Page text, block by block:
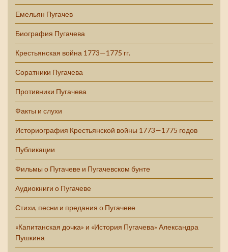
Емельян Пугачев
Биография Пугачева
Крестьянская война 1773—1775 гг.
Соратники Пугачева
Противники Пугачева
Факты и слухи
Историография Крестьянской войны 1773—1775 годов
Публикации
Фильмы о Пугачеве и Пугачевском бунте
Аудиокниги о Пугачеве
Стихи, песни и предания о Пугачеве
«Капитанская дочка» и «История Пугачева» Александра
Пушкина